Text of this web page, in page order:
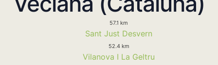
57.1 km
Sant Just Desvern
52.4 km
Vilanova I La Geltru